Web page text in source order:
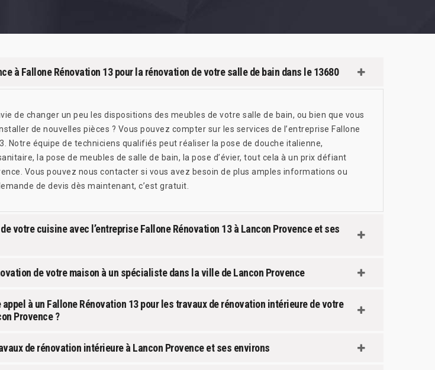
à Fallone Rénovation 13 pour la rénovation de votre salle de bain dans le 13680
de changer un peu les dispositions des meubles de votre salle de bain, ou bien que vous
de nouvelles pièces ? Vous pouvez compter sur les services de l’entreprise Fallone
Notre équipe de techniciens qualifiés peut réaliser la pose de douche italienne,
la pose de meubles de salle de bain, la pose d’évier, tout cela à un prix défiant
Vous pouvez nous contacter si vous avez besoin de plus amples informations ou
de devis dès maintenant, c’est gratuit.
votre cuisine avec l’entreprise Fallone Rénovation 13 à Lancon Provence et ses
de votre maison à un spécialiste dans la ville de Lancon Provence
à un Fallone Rénovation 13 pour les travaux de rénovation intérieure de votre
Provence ?
de rénovation intérieure à Lancon Provence et ses environs